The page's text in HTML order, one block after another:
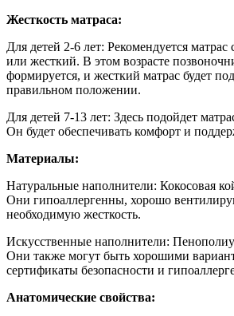
Жесткость матраса:
Для детей 2-6 лет: Рекомендуется матрас
или жесткий. В этом возрасте
формируется, и жесткий матрас будет
правильном положении.
Для детей 7-13 лет: Здесь подойдет
Он будет обеспечивать комфорт и
Материалы:
Натуральные наполнители: Кокосовая
Они гипоаллергенны, хорошо
необходимую жесткость.
Искусственные наполнители:
Они также могут быть хорошими
сертификаты безопасности и
Анатомические свойства: